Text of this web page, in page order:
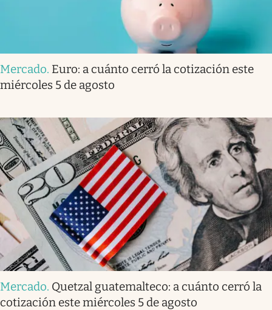
Mercado. Euro: a cuánto cerró la cotización este
miércoles 5 de agosto
Mercado. Quetzal guatemalteco: a cuánto cerró la
cotización este miércoles 5 de agosto